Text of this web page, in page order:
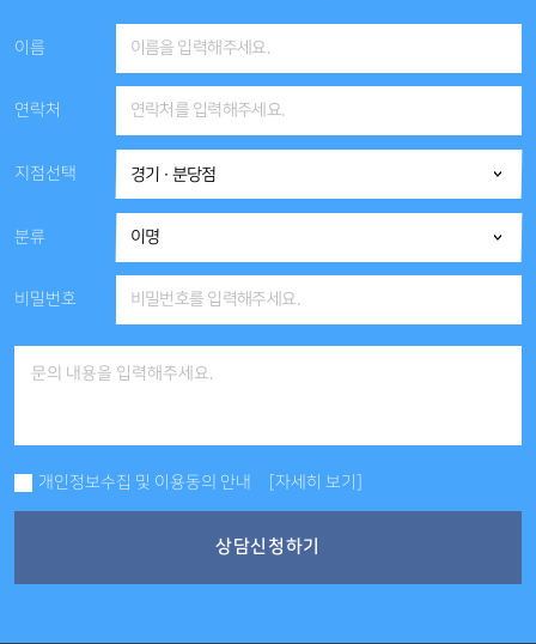
이름
연락처
지점선택
분류
비밀번호
개인정보수집 및 이용동의 안내 [자세히 보기]
상담신청하기